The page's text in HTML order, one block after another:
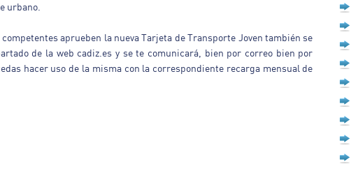
urbano.
aprueben la nueva Tarjeta de Transporte Joven también se
de la web cadiz.es y se te comunicará, bien por correo bien por
hacer uso de la misma con la correspondiente recarga mensual de